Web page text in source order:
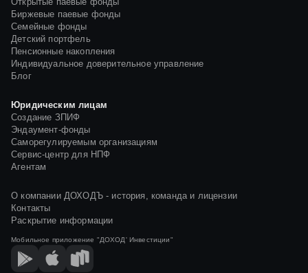
Биржевые паевые фонды
Семейные фонды
Детский портфель
Пенсионные накопления
Индивидуальное доверительное управление
Блог
Юридическим лицам
Создание ЗПИФ
Эндаумент-фонды
Саморегулируемым организациям
Сервис-центр для НПФ
Агентам
О компании ДОХОДЪ - история, команда и лицензии
Контакты
Раскрытие информации
Мобильное приложение "ДОХОД' Инвестиции"